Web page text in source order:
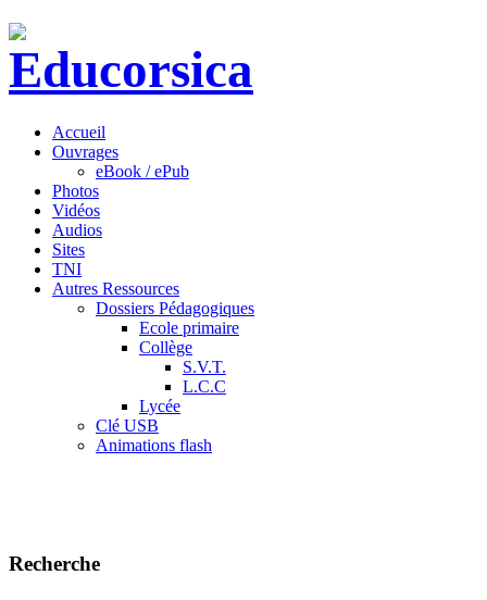
Accueil
Ouvrages
eBook / ePub
Photos
Vidéos
Audios
Sites
TNI
Autres Ressources
Dossiers Pédagogiques
Ecole primaire
Collège
S.V.T.
L.C.C
Lycée
Clé USB
Animations flash
Recherche